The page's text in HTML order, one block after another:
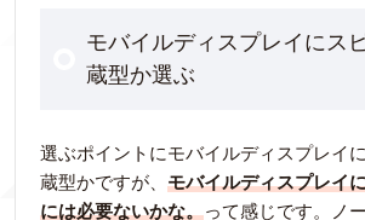
モバイルディスプレイにス
蔵型か選ぶ
選ぶポイントにモバイルディスプレイ
蔵型かですが、 モバイルディスプレイ
には必要ないかな。って感じです。ノ